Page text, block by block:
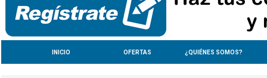
INICIO OFERTAS ¿QUIÉNES SOMOS?